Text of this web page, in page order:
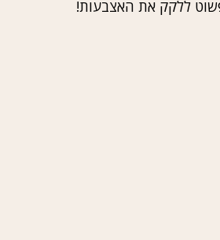
ללקק את האצבעות!